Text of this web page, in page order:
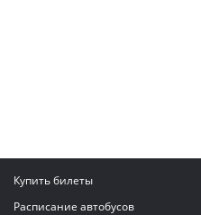
Купить билеты
Расписание автобусов